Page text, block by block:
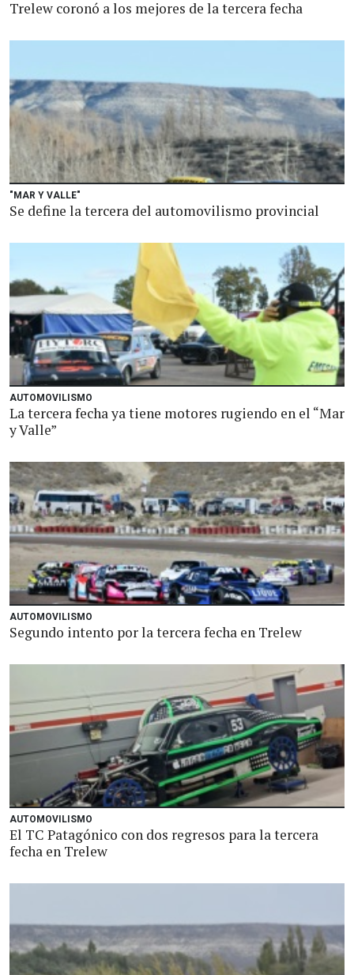
Trelew coronó a los mejores de la tercera fecha
"MAR Y VALLE"
Se define la tercera del automovilismo provincial
AUTOMOVILISMO
La tercera fecha ya tiene motores rugiendo en el “Mar
y Valle”
AUTOMOVILISMO
Segundo intento por la tercera fecha en Trelew
AUTOMOVILISMO
El TC Patagónico con dos regresos para la tercera
fecha en Trelew